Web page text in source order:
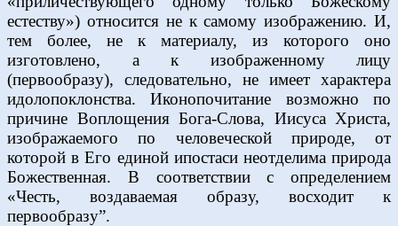
естеству») относится не к самому изображению. И,
тем более, не к материалу, из которого оно
изготовлено, а к изображенному лицу
(первообразу), следовательно, не имеет характера
идолопоклонства. Иконопочитание возможно по
причине Воплощения Бога-Слова, Иисуса Христа,
изображаемого по человеческой природе, от
которой в Его единой ипостаси неотделима природа
Божественная. В соответствии с определением
«Честь, воздаваемая образу, восходит к
первообразу”.